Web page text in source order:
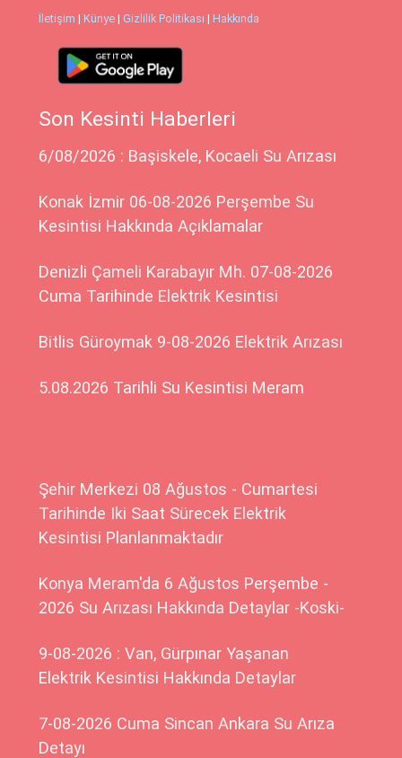
İletişim | Künye | Gizlilik Politikası | Hakkında
Son Kesinti Haberleri
6/08/2026 : Başiskele, Kocaeli Su Arızası
Konak İzmir 06-08-2026 Perşembe Su
Kesintisi Hakkında Açıklamalar
Denizli Çameli Karabayır Mh. 07-08-2026
Cuma Tarihinde Elektrik Kesintisi
Bitlis Güroymak 9-08-2026 Elektrik Arızası
5.08.2026 Tarihli Su Kesintisi Meram
Şehir Merkezi 08 Ağustos - Cumartesi
Tarihinde Iki Saat Sürecek Elektrik
Kesintisi Planlanmaktadır
Konya Meram'da 6 Ağustos Perşembe -
2026 Su Arızası Hakkında Detaylar -Koski-
9-08-2026 : Van, Gürpınar Yaşanan
Elektrik Kesintisi Hakkında Detaylar
7-08-2026 Cuma Sincan Ankara Su Arıza
Detayı